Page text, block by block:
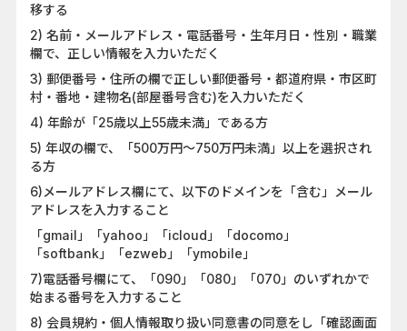
移する
2) 名前・メールアドレス・電話番号・生年月日・性別・職業
欄で、正しい情報を入力いただく
3) 郵便番号・住所の欄で正しい郵便番号・都道府県・市区町
村・番地・建物名(部屋番号含む)を入力いただく
4) 年齢が「25歳以上55歳未満」である方
5) 年収の欄で、「500万円〜750万円未満」以上を選択され
る方
6)メールアドレス欄にて、以下のドメインを「含む」メール
アドレスを入力すること
「gmail」「yahoo」「icloud」「docomo」
「softbank」「ezweb」「ymobile」
7)電話番号欄にて、「090」「080」「070」のいずれかで
始まる番号を入力すること
8) 会員規約・個人情報取り扱い同意書の同意をし「確認画面